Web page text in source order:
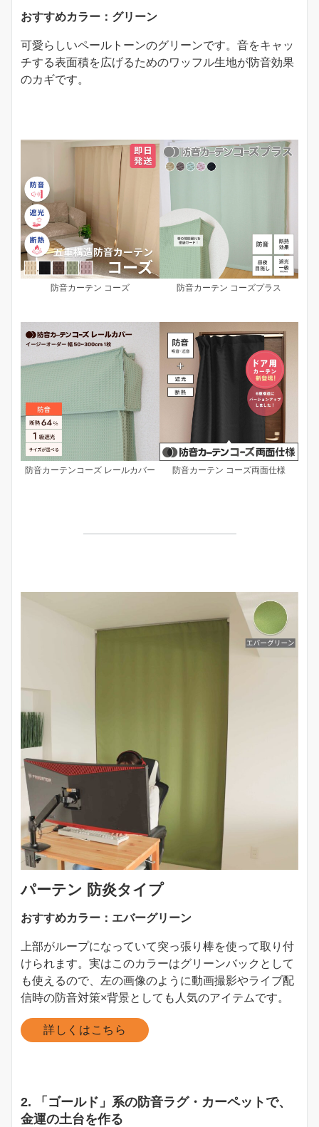
おすすめカラー：グリーン
可愛らしいペールトーンのグリーンです。音をキャッ
チする表面積を広げるためのワッフル生地が防音効果
のカギです。
防音カーテン コーズ 防音カーテン コーズプラス
防音カーテンコーズ レールカバー 防音カーテン コーズ両面仕様
パーテン 防炎タイプ
おすすめカラー：エバーグリーン
上部がループになっていて突っ張り棒を使って取り付
けられます。実はこのカラーはグリーンバックとして
も使えるので、左の画像のように動画撮影やライブ配
信時の防音対策×背景としても人気のアイテムです。
詳しくはこちら
2. 「ゴールド」系の防音ラグ・カーペットで、
金運の土台を作る